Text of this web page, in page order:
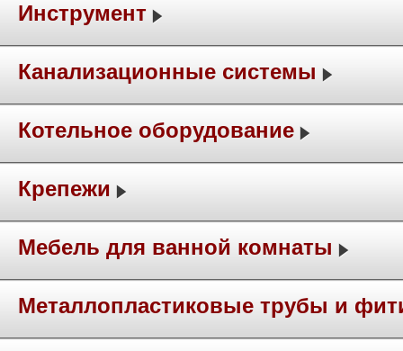
Инструмент
Канализационные системы
Котельное оборудование
Крепежи
Мебель для ванной комнаты
Металлопластиковые трубы и